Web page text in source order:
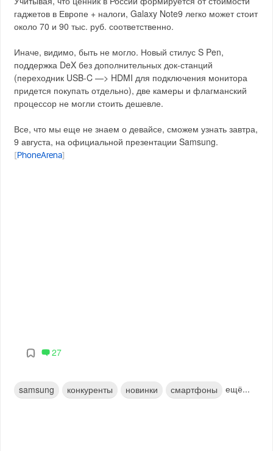
гаджетов в Европе + налоги, Galaxy Note9 легко может стоит
около 70 и 90 тыс. руб. соответственно.
Иначе, видимо, быть не могло. Новый стилус S Pen,
поддержка DeX без дополнительных док-станций
(переходник USB-C —> HDMI для подключения монитора
придется покупать отдельно), две камеры и флагманский
процессор не могли стоить дешевле.
Все, что мы еще не знаем о девайсе, сможем узнать завтра,
9 августа, на официальной презентации Samsung.
PhoneArena
27
samsung конкуренты новинки смартфоны ещё...